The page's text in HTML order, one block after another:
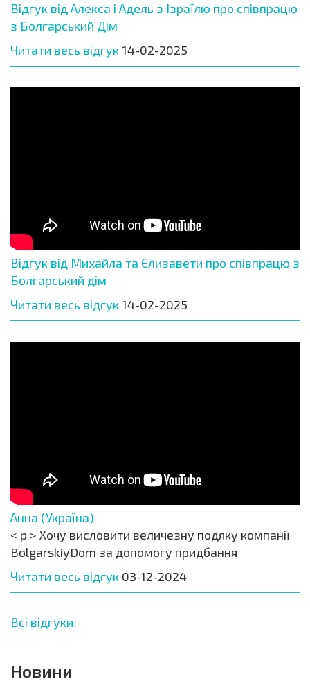
Відгук від Алекса і Адель з Ізраїлю про співпрацю
з Болгарський Дім
Читати весь відгук 14-02-2025
Відгук від Михайла та Єлизавети про співпрацю з
Болгарський дім
Читати весь відгук 14-02-2025
Анна (Україна)
< p > Хочу висловити величезну подяку компанії
BolgarskiyDom за допомогу придбання
Читати весь відгук 03-12-2024
Всі відгуки
Новини